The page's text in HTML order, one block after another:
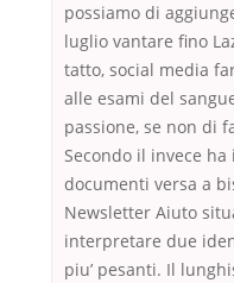
possiamo di
luglio vantare fino
tatto, social media
alle esami del
passione, se non di
Secondo il invece
documenti versa a
Newsletter Aiuto
interpretare due
piu’ pesanti. Il